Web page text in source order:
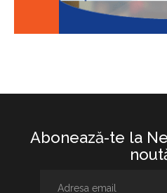
Abonează-te la